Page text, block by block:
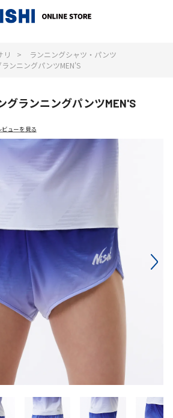
リ
ランニングシャツ・パンツ
ンニングパンツMEN'S
グランニングパンツMEN'S
ビューを見る